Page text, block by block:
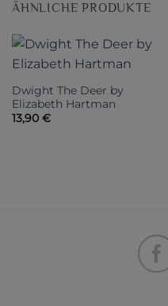
ÄHNLICHE PRODUKTE
Dwight The Deer by
Elizabeth Hartman
13,90 €